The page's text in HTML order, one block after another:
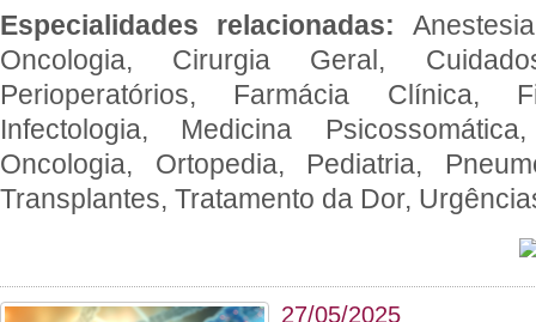
Especialidades relacionadas:
Oncologia, Cirurgia Geral,
Perioperatórios, Farmácia Clínica,
Infectologia, Medicina
Oncologia, Ortopedia, Pediatria,
Transplantes, Tratamento da Dor,
27/05/2025